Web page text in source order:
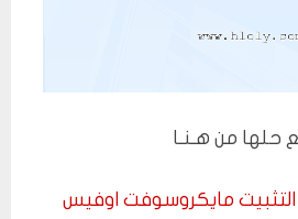
حلها من هـنـا
مايكروسوفت اوفيس